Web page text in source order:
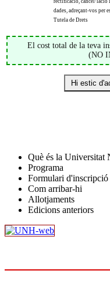
rectificació, cancel·lació
dades, adreçant-vos per
Tutela de Drets
El cost total de la teva
(NO
Què és la Universitat
Programa
Formulari d'inscripció
Com arribar-hi
Allotjaments
Edicions anteriors